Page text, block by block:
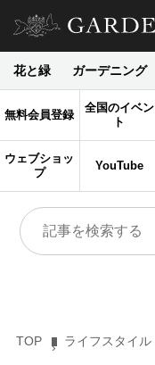
花と緑 ガーデニング
無料会員登録
全国のイベン
ト
ウェブショッ
プ
YouTube
TOP ライフスタイル